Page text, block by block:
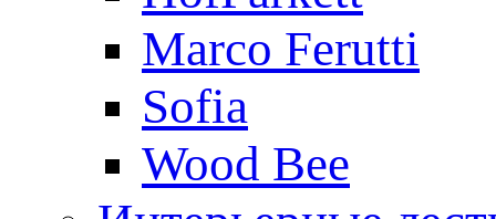
Marco Ferutti
Sofia
Wood Bee